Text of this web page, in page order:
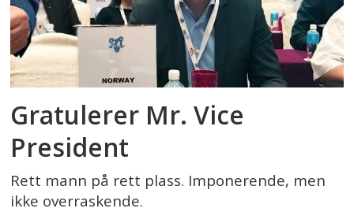
Gratulerer Mr. Vice
President
Rett mann på rett plass. Imponerende, men
ikke overraskende.